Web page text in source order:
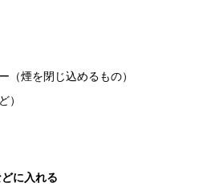
（煙を閉じ込めるもの）
）
に入れる